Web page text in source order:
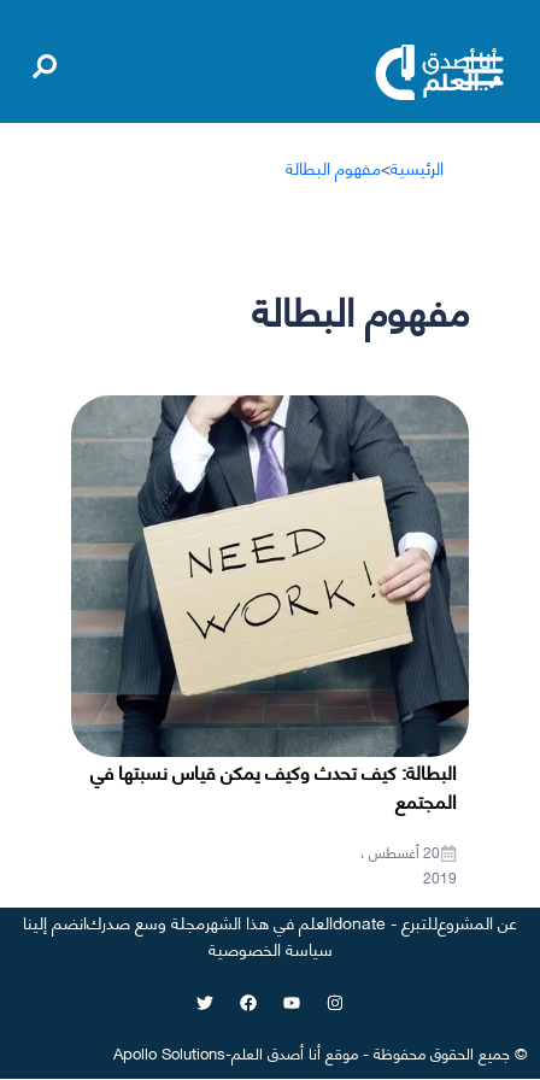
الرئيسية>مفهوم البطالة
مفهوم البطالة
البطالة: كيف تحدث وكيف يمكن قياس نسبتها في
المجتمع
20 أغسطس ،
2019
عن المشروعللتبرع - donate العلم في هذا الشهرمجلة وسع صدركانضم إلينا
سياسة الخصوصية
©جميع الحقوق محفوظة-موقعأنا أصدق العلم-
Apollo Solutions